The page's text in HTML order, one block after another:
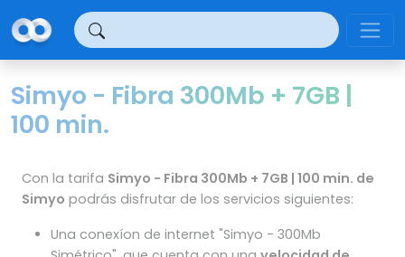
Simyo - Fibra 300Mb + 7GB |
100 min.
Con la tarifa Simyo - Fibra 300Mb + 7GB | 100 min. de
Simyo podrás disfrutar de los servicios siguientes:
Una conexíon de internet "Simyo - 300Mb
Panel de gestión de cookies